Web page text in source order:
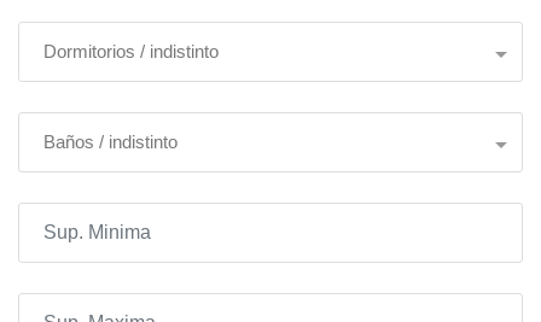
Dormitorios / indistinto
Baños / indistinto